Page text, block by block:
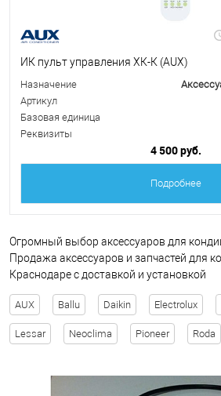
AUX Ballu Daikin Electrolux
Lessar Neoclima Pioneer Roda
ИК пульт управления ХК-К (AUX)
Назначение
Артикул
Базовая единица
Реквизиты
4 500 руб.
Подробнее
Огромный выбор аксессуаров для
Продажа аксессуаров и запчастей для
Краснодаре с доставкой и установкой